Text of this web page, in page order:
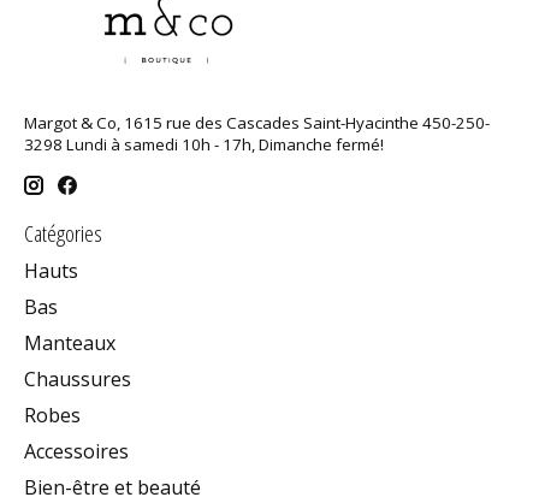
Margot & Co, 1615 rue des Cascades Saint-Hyacinthe 450-250-
3298 Lundi à samedi 10h - 17h, Dimanche fermé!
Catégories
Hauts
Bas
Manteaux
Chaussures
Robes
Accessoires
Bien-être et beauté